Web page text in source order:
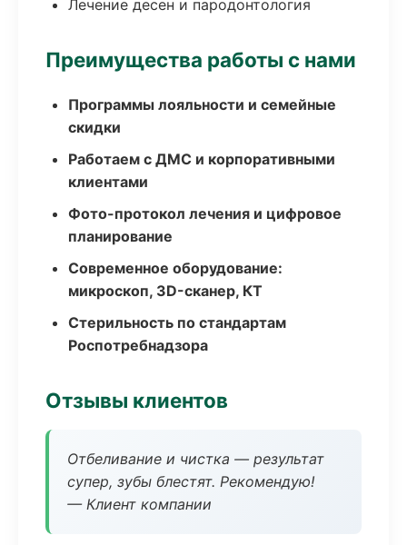
Лечение десен и пародонтология
Преимущества работы с нами
Программы лояльности и семейные
скидки
Работаем с ДМС и корпоративными
клиентами
Фото-протокол лечения и цифровое
планирование
Современное оборудование:
микроскоп, 3D-сканер, КТ
Стерильность по стандартам
Роспотребнадзора
Отзывы клиентов
Отбеливание и чистка — результат
супер, зубы блестят. Рекомендую!
— Клиент компании